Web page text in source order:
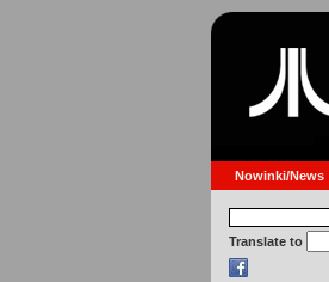
Nowinki/News
Translate to